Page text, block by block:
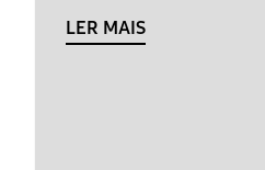
LER MAIS